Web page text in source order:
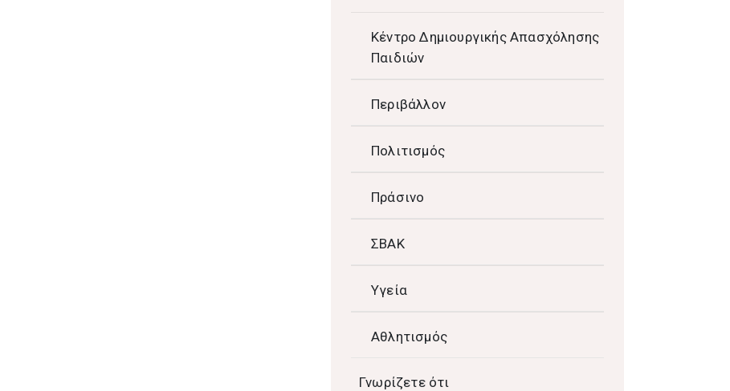
Κέντρο Δημιουργικής Απασχόλησης
Παιδιών
Περιβάλλον
Πολιτισμός
Πράσινο
ΣΒΑΚ
Υγεία
Αθλητισμός
Γνωρίζετε ότι